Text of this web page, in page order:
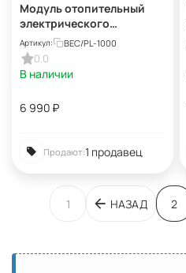
Модуль отопительный
электрического
конвектора Ballu Plinth
Transformer BEC/PL-1000
Артикул: BEC/PL-1000
0.0
В наличии
6 990 ₽
Продают:1 продавец
1 НАЗАД 2